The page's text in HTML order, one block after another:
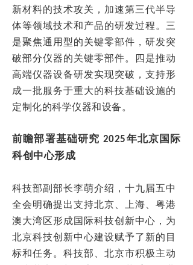
新材料的技术攻关，加速第三代半导
体等领域技术和产品的研发过程。三
是聚焦通用型的关键零部件，研发突
破部分仪器的关键零部件。四是推动
高端仪器设备研发实现突破，支持形
成一批服务于重大的科技基础设施的
定制化的科学仪器和设备。
前瞻部署基础研究 2025年北京国际
科创中心形成
科技部副部长李萌介绍，十九届五中
全会明确提出支持北京、上海、粤港
澳大湾区形成国际科技创新中心，为
北京科技创新中心建设赋予了新的目
标和任务。科技部、北京市积极主动